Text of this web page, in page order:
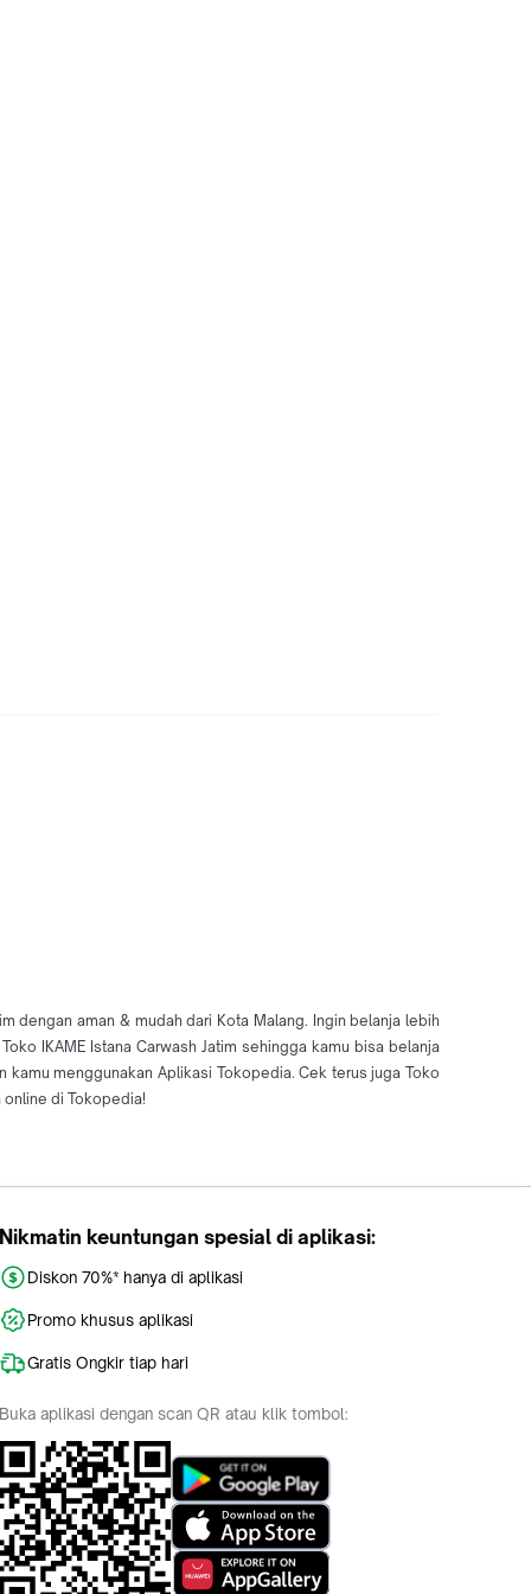
dengan aman & mudah dari Kota Malang. Ingin belanja lebih
IKAME Istana Carwash Jatim sehingga kamu bisa belanja
kamu menggunakan Aplikasi Tokopedia. Cek terus juga Toko
online di Tokopedia!
Nikmatin keuntungan spesial di aplikasi:
Diskon 70%* hanya di aplikasi
Promo khusus aplikasi
Gratis Ongkir tiap hari
Buka aplikasi dengan scan QR atau klik tombol: